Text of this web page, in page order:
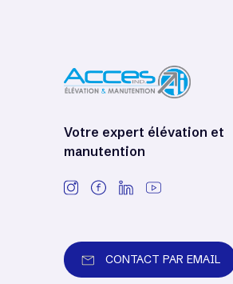
Votre expert élévation et
manutention
CONTACT PAR EMAIL